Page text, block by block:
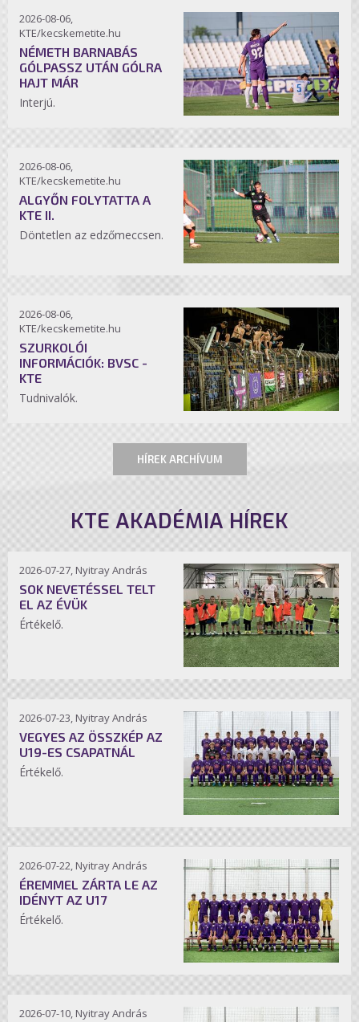
2026-08-06,
KTE/kecskemetite.hu
NÉMETH BARNABÁS
GÓLPASSZ UTÁN GÓLRA
HAJT MÁR
Interjú.
2026-08-06,
KTE/kecskemetite.hu
ALGYŐN FOLYTATTA A
KTE II.
Döntetlen az edzőmeccsen.
2026-08-06,
KTE/kecskemetite.hu
SZURKOLÓI
INFORMÁCIÓK: BVSC -
KTE
Tudnivalók.
HÍREK ARCHÍVUM
KTE AKADÉMIA HÍREK
2026-07-27, Nyitray András
SOK NEVETÉSSEL TELT
EL AZ ÉVÜK
Értékelő.
2026-07-23, Nyitray András
VEGYES AZ ÖSSZKÉP AZ
U19-ES CSAPATNÁL
Értékelő.
2026-07-22, Nyitray András
ÉREMMEL ZÁRTA LE AZ
IDÉNYT AZ U17
Értékelő.
2026-07-10, Nyitray András